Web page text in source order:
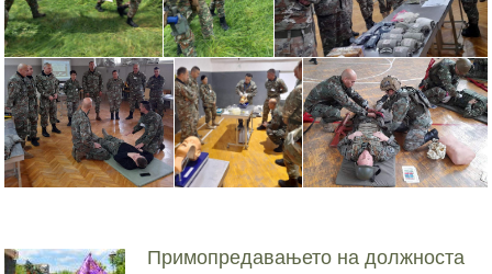
Примопредавањето на должноста